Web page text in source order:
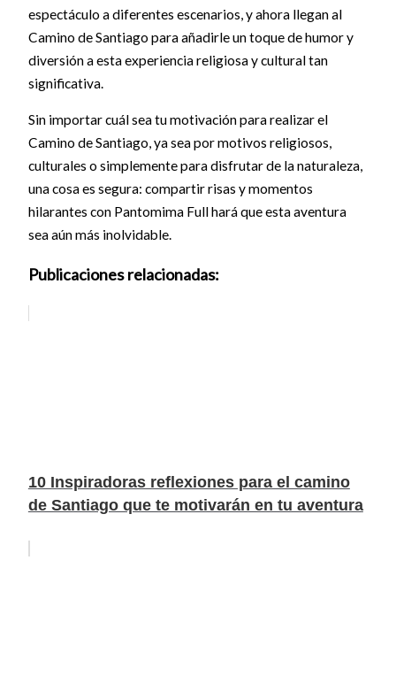
espectáculo a diferentes escenarios, y ahora llegan al
Camino de Santiago para añadirle un toque de humor y
diversión a esta experiencia religiosa y cultural tan
significativa.
Sin importar cuál sea tu motivación para realizar el
Camino de Santiago, ya sea por motivos religiosos,
culturales o simplemente para disfrutar de la naturaleza,
una cosa es segura: compartir risas y momentos
hilarantes con Pantomima Full hará que esta aventura
sea aún más inolvidable.
Publicaciones relacionadas:
10 Inspiradoras reflexiones para el camino
de Santiago que te motivarán en tu aventura